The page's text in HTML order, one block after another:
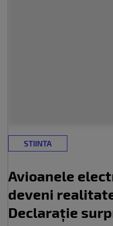
STIINTA
Avioanele
deveni
Declarație